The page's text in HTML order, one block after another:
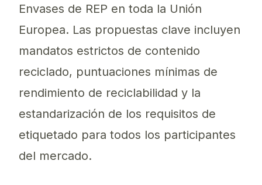
Envases de REP en toda la Unión
Europea. Las propuestas clave incluyen
mandatos estrictos de contenido
reciclado, puntuaciones mínimas de
rendimiento de reciclabilidad y la
estandarización de los requisitos de
etiquetado para todos los participantes
del mercado.